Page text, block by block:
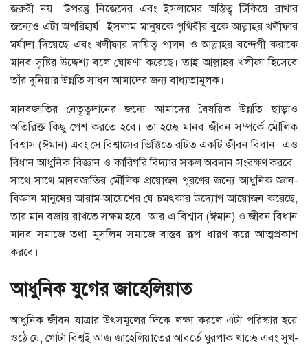
জরুরী নয়। উপরন্তু নিজেদের এবং ইসলামের অস্তিত্ব টিকিয়ে রাখার
জন্যেও এটা অপরিহার্য। ইসলাম মানুষকে পৃথিবীর বুকে আল্লাহর খলীফার
মর্যাদা দিয়েছে এবং খলীফার দায়িত্ব পালন ও আল্লাহর বন্দেগী করাকে
মানব সৃষ্টির উদ্দেশ্য বলে ঘোষণা করেছে। তাই আল্লাহর খলীফা হিসেবে
তাঁর দুনিয়ার উন্নতি সাধন আমাদের জন্য বাধ্যতামূলক।
মানবজাতির নেতৃত্বদানের জন্যে আমাদের বৈষয়িক উন্নতি ছাড়াও
অতিরিক্ত কিছু পেশ করতে হবে। তা হচ্ছে মানব জীবন সম্পর্কে মৌলিক
বিশ্বাস (ঈমান) এবং সে বিশ্বাসের ভিত্তিতে রটিত একটি জীবন বিধান। এও
বিধান আধুনিক বিজ্ঞান ও কারিগরি বিদ্যার সকল অবদান সংরক্ষণ করবে।
সাথে সাথে মানবজাতির মৌলিক প্রয়োজন পূরণের জন্যে আধুনিক জ্ঞান-
বিজ্ঞান মানুষের আরাম-আয়েশের যে চমৎকার উদ্যোগ আয়োজন করেছে,
তার মান বজায় রাখতে সক্ষম হবে। আর এ বিশ্বাস (ঈমান) ও জীবন বিধান
মানব সমাজে তথা মুসলিম সমাজে বাস্তব রূপ ধারণ করে আত্মপ্রকাশ
করবে।
আধুনিক যুগের জাহেলিয়াত
আধুনিক জীবন যাত্রার উৎসমূলের দিকে লক্ষ্য করলে এটা পরিস্কার হয়ে
ওঠে যে, গোটা বিশ্বই আজ জাহেলিয়াতের আবর্তে ঘুরপাক খাচ্ছে এবং সুখ-